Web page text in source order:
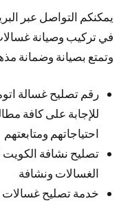
يمكنكم التواصل عبر
في تركيب وصيانة
وتمتع بصيانة وضمانة
للإجابة على كافة
احتياجاتهم ومتابعتهم
تصليح نشافة
الغسالات ونشافة
خدمة تصليح غسالات